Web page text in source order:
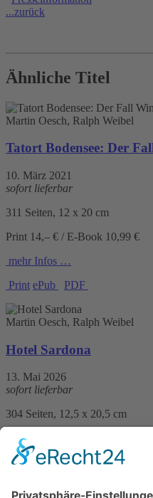
...zurück
Ähnliche Titel
Martin Oesch, Ralph Weibel
Tatort Bodensee: Der
10. März 2021
sofort lieferbar
311 Seiten, 12 x 20 cm
Print 14,– € / E-Book 10,99 €
mehr Infos …
Print ePub PDF
Martin Oesch, Ralph Weibel
Hotel Sardona
13. Mai 2026
sofort lieferbar
304 Seiten, 12,5 x 20,5 cm
Print 16,– € / E-Book 11,99 €
mehr Infos …